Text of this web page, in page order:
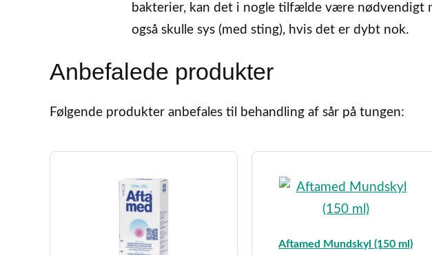
bakterier, kan det i nogle tilfælde være nødvendigt
også skulle sys (med sting), hvis det er dybt nok.
Anbefalede produkter
Følgende produkter anbefales til behandling af sår på tungen:
Aftamed Mundskyl (150 ml)